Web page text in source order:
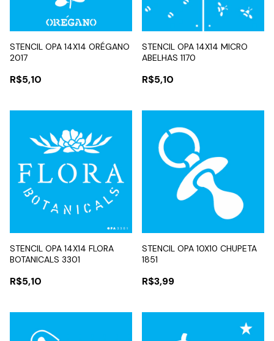
STENCIL OPA 14X14 ORÉGANO
2017
R$5,10
STENCIL OPA 14X14 MICRO
ABELHAS 1170
R$5,10
STENCIL OPA 14X14 FLORA
BOTANICALS 3301
R$5,10
STENCIL OPA 10X10 CHUPETA
1851
R$3,99